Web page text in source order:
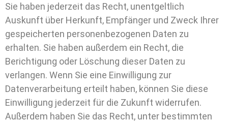
Sie haben jederzeit das Recht, unentgeltlich
Auskunft über Herkunft, Empfänger und Zweck Ihrer
gespeicherten personenbezogenen Daten zu
erhalten. Sie haben außerdem ein Recht, die
Berichtigung oder Löschung dieser Daten zu
verlangen. Wenn Sie eine Einwilligung zur
Datenverarbeitung erteilt haben, können Sie diese
Einwilligung jederzeit für die Zukunft widerrufen.
Außerdem haben Sie das Recht, unter bestimmten